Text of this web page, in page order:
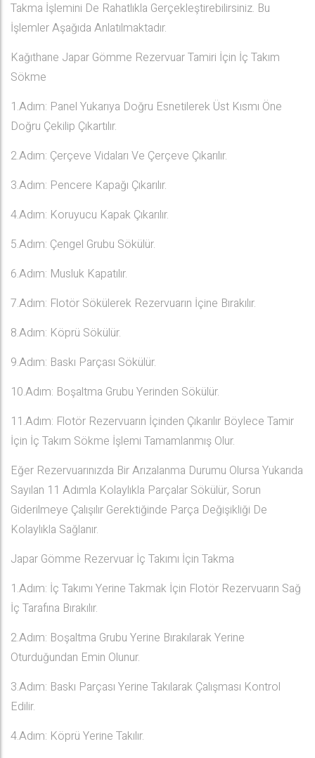
Takma İşlemini De Rahatlıkla Gerçekleştirebilirsiniz. Bu
İşlemler Aşağıda Anlatılmaktadır.
Kağıthane Japar Gömme Rezervuar Tamiri İçin İç Takım
Sökme
1.Adım: Panel Yukarıya Doğru Esnetilerek Üst Kısmı Öne
Doğru Çekilip Çıkartılır.
2.Adım: Çerçeve Vidaları Ve Çerçeve Çıkarılır.
3.Adım: Pencere Kapağı Çıkarılır.
4.Adım: Koruyucu Kapak Çıkarılır.
5.Adım: Çengel Grubu Sökülür.
6.Adım: Musluk Kapatılır.
7.Adım: Flotör Sökülerek Rezervuarın İçine Bırakılır.
8.Adım: Köprü Sökülür.
9.Adım: Baskı Parçası Sökülür.
10.Adım: Boşaltma Grubu Yerinden Sökülür.
11.Adım: Flotör Rezervuarın İçinden Çıkarılır Böylece Tamir
İçin İç Takım Sökme İşlemi Tamamlanmış Olur.
Eğer Rezervuarınızda Bir Arızalanma Durumu Olursa Yukarıda
Sayılan 11 Adımla Kolaylıkla Parçalar Sökülür, Sorun
Giderilmeye Çalışılır Gerektiğinde Parça Değişikliği De
Kolaylıkla Sağlanır.
Japar Gömme Rezervuar İç Takımı İçin Takma
1.Adım: İç Takımı Yerine Takmak İçin Flotör Rezervuarın Sağ
İç Tarafına Bırakılır.
2.Adım: Boşaltma Grubu Yerine Bırakılarak Yerine
Oturduğundan Emin Olunur.
3.Adım: Baskı Parçası Yerine Takılarak Çalışması Kontrol
Edilir.
4.Adım: Köprü Yerine Takılır.